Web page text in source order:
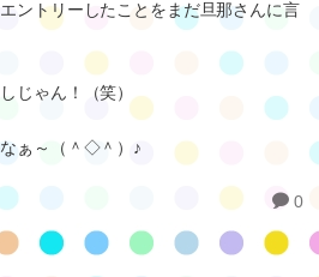
ントリーしたことをまだ旦那さんに言
じゃん！（笑）
ぁ～（＾◇＾）♪
0